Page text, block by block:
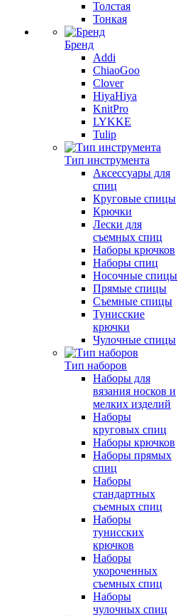
Толстая
Тонкая
Бренд
Addi
ChiaoGoo
Clover
HiyaHiya
KnitPro
LYKKE
Tulip
Тип инструмента
Аксессуары для
спиц
Круговые спицы
Крючки
Лески для
съемных спиц
Наборы крючков
Наборы спиц
Носочные спицы
Прямые спицы
Съемные спицы
Тунисские
крючки
Чулочные спицы
Тип наборов
Наборы для
вязания носков и
мелких изделий
Наборы
круговых спиц
Наборы крючков
Наборы прямых
спиц
Наборы
стандартных
съемных спиц
Наборы
тунисских
крючков
Наборы
укороченных
съемных спиц
Наборы
чулочных спиц